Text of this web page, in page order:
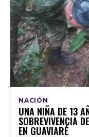
NACIÓN
UNA NIÑA DE 13
SOBREVIVENCIA
EN GUAVIARÉ